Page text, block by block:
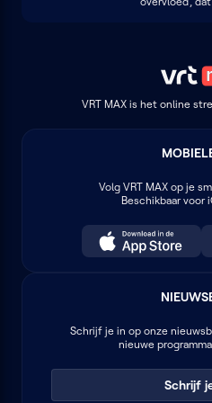
stemmen
literatuur. In
bewondering
worden en de
VRT MAX is het online
Volg VRT MAXop je
Beschikbaar voor
Schrijf je in op onze
nieuwe
Schrijf